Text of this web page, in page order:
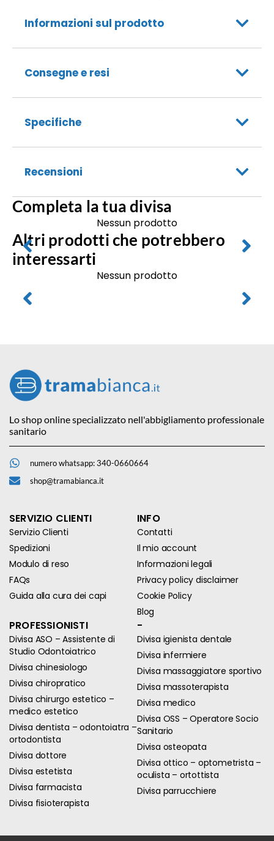
Informazioni sul prodotto
Consegne e resi
Specifiche
Recensioni
Completa la tua divisa
Nessun prodotto
Altri prodotti che potrebbero
interessarti
Nessun prodotto
Lo shop online specializzato nell'abbigliamento professionale
sanitario
numero whatsapp: 340-0660664
shop@tramabianca.it
SERVIZIO CLIENTI
Servizio Clienti
Spedizioni
Modulo di reso
FAQs
Guida alla cura dei capi
INFO
Contatti
Il mio account
Informazioni legali
Privacy policy disclaimer
Cookie Policy
Blog
PROFESSIONISTI
Divisa ASO – Assistente di
Studio Odontoiatrico
Divisa chinesiologo
Divisa chiropratico
Divisa chirurgo estetico –
medico estetico
Divisa dentista – odontoiatra –
ortodontista
Divisa dottore
Divisa estetista
Divisa farmacista
Divisa fisioterapista
-
Divisa igienista dentale
Divisa infermiere
Divisa massaggiatore sportivo
Divisa massoterapista
Divisa medico
Divisa OSS – Operatore Socio
Sanitario
Divisa osteopata
Divisa ottico – optometrista –
oculista – ortottista
Divisa parrucchiere